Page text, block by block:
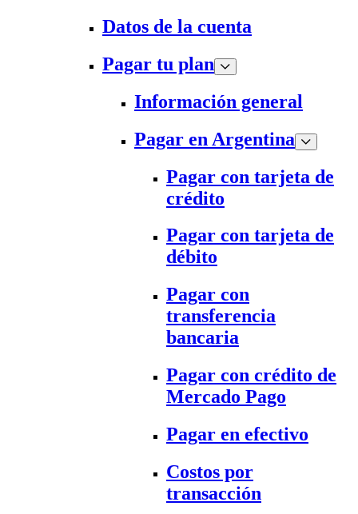
Datos de la cuenta
Pagar tu plan
Información general
Pagar en Argentina
Pagar con tarjeta de
crédito
Pagar con tarjeta de
débito
Pagar con
transferencia
bancaria
Pagar con crédito de
Mercado Pago
Pagar en efectivo
Costos por
transacción